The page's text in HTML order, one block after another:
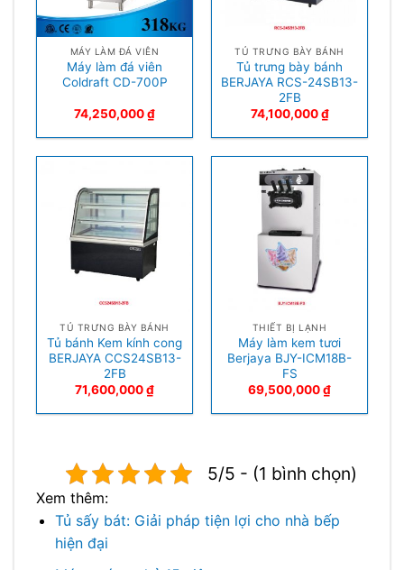
MÁY LÀM ĐÁ VIÊN
Máy làm đá viên
Coldraft CD-700P
74,250,000₫
TỦ TRƯNG BÀY BÁNH
Tủ trưng bày bánh
BERJAYA RCS-24SB13-
2FB
74,100,000₫
TỦ TRƯNG BÀY BÁNH
Tủ bánh Kem kính cong
BERJAYA CCS24SB13-
2FB
71,600,000₫
THIẾT BỊ LẠNH
Máy làm kem tươi
Berjaya BJY-ICM18B-
FS
69,500,000₫
5/5 - (1 bình chọn)
Xem thêm:
Tủ sấy bát: Giải pháp tiện lợi cho nhà bếp
hiện đại